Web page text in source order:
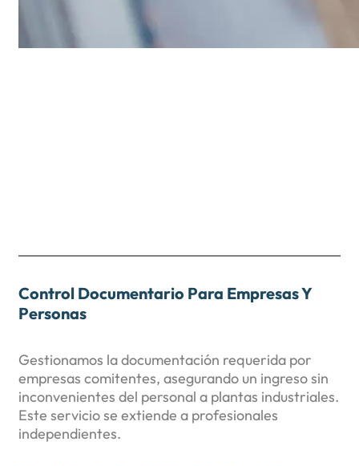
Control Documentario Para Empresas Y
Personas
Gestionamos la documentación requerida por
empresas comitentes, asegurando un ingreso sin
inconvenientes del personal a plantas industriales.
Este servicio se extiende a profesionales
independientes.